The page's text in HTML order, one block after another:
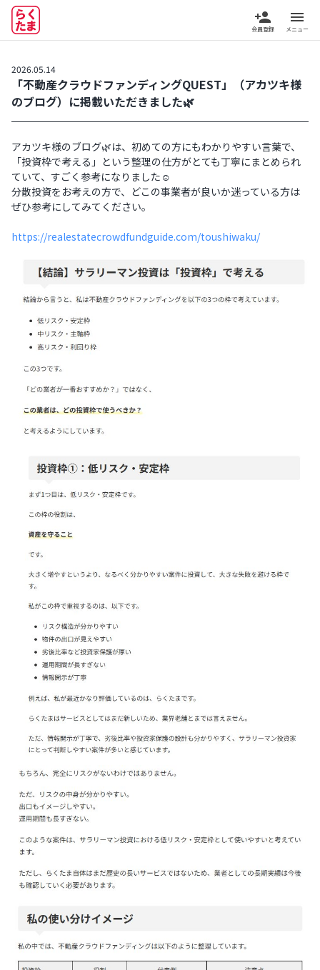
person_add
会員登録
menu
メニュー
2026.05.14
「不動産クラウドファンディングQUEST」（アカツキ様
のブログ）に掲載いただきました🌿
アカツキ様のブログ🌿は、初めての方にもわかりやすい言葉で、
「投資枠で考える」という整理の仕方がとても丁寧にまとめられ
ていて、すごく参考になりました☺️
分散投資をお考えの方で、どこの事業者が良いか迷っている方は
ぜひ参考にしてみてください。
https://realestatecrowdfundguide.com/toushiwaku/